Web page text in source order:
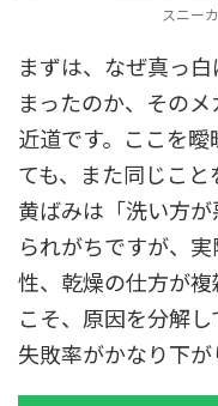
スニー
まずは、なぜ真っ
まったのか、その
近道です。ここを
ても、また同じこと
黄ばみは「洗い方
られがちですが、
性、乾燥の仕方が
こそ、原因を分解
失敗率がかなり下が